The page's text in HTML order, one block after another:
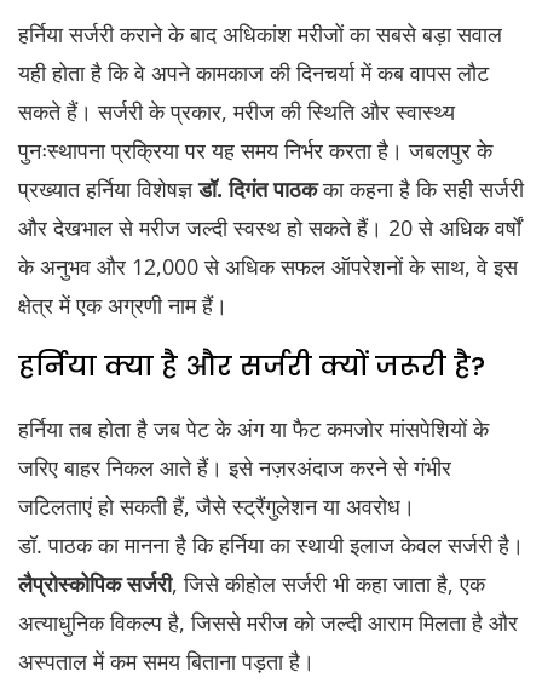
हर्निया सर्जरी कराने के बाद अधिकांश मरीजों का सबसे बड़ा सवाल
यही होता है कि वे अपने कामकाज की दिनचर्या में कब वापस लौट
सकते हैं। सर्जरी के प्रकार, मरीज की स्थिति और स्वास्थ्य
पुनःस्थापना प्रक्रिया पर यह समय निर्भर करता है। जबलपुर के
प्रख्यात हर्निया विशेषज्ञडॉ. दिगंत पाठकका कहना है कि सही सर्जरी
और देखभाल से मरीज जल्दी स्वस्थ हो सकते हैं। 20 से अधिक वर्षों
के अनुभव और 12,000 से अधिक सफल ऑपरेशनों के साथ, वे इस
क्षेत्र में एक अग्रणी नाम हैं।
हर्निया क्या है और सर्जरी क्यों जरूरी है?
हर्निया तब होता है जब पेट के अंग या फैट कमजोर मांसपेशियों के
जरिए बाहर निकल आते हैं। इसे नज़रअंदाज करने से गंभीर
जटिलताएं हो सकती हैं, जैसे स्ट्रैंगुलेशन या अवरोध।
डॉ. पाठक का मानना है कि हर्निया का स्थायी इलाज केवल सर्जरी है।
लैप्रोस्कोपिक सर्जरी, जिसे कीहोल सर्जरी भी कहा जाता है, एक
अत्याधुनिक विकल्प है, जिससे मरीज को जल्दी आराम मिलता है और
अस्पताल में कम समय बिताना पड़ता है।